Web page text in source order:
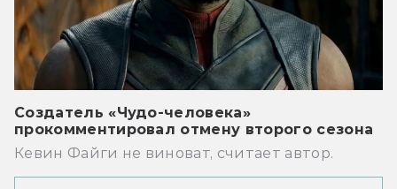
Создатель «Чудо-человека»
прокомментировал отмену второго сезона
Кевин Файги не виноват, считает автор.